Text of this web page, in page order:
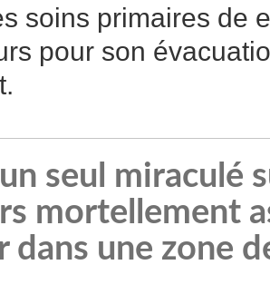
soins primaires de
pour son
seul miraculé
mortellement
dans une zone